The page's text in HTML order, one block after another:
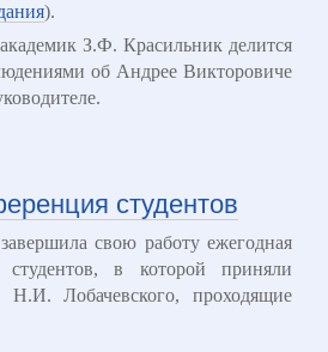
).
академик З.Ф. Красильник делится
об Андрее Викторовиче
студентов
свою работу ежегодная
студентов, в которой приняли
Лобачевского, проходящие